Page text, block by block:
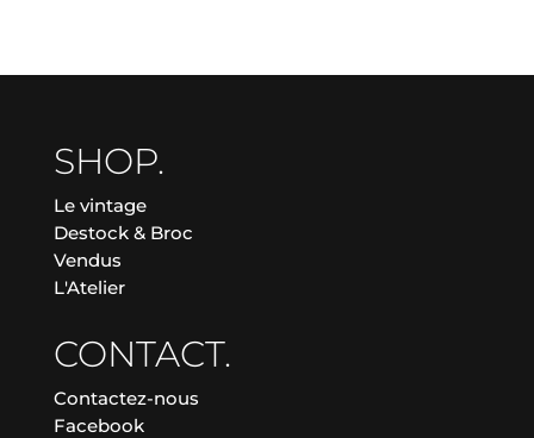
SHOP.
Le vintage
Destock & Broc
Vendus
L'Atelier
CONTACT.
Contactez-nous
Facebook